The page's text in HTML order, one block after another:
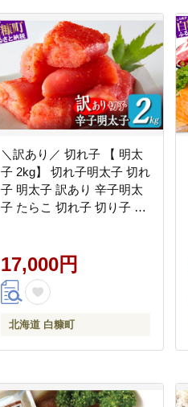
＼訳あり／ 切れ子 【 明太
子 2kg】 切れ子明太子 切れ
子 明太子 訳あり 辛子明太
子 たらこ 切れ子 切り子 切
1177
17,000円
北海道 白糠町